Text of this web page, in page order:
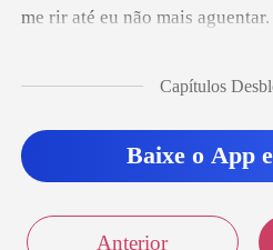
Capítulos
Baixe o App
Anterior